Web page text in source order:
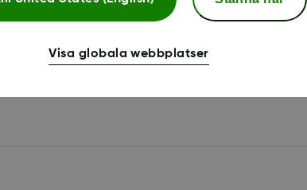
Visa globala webbplatser